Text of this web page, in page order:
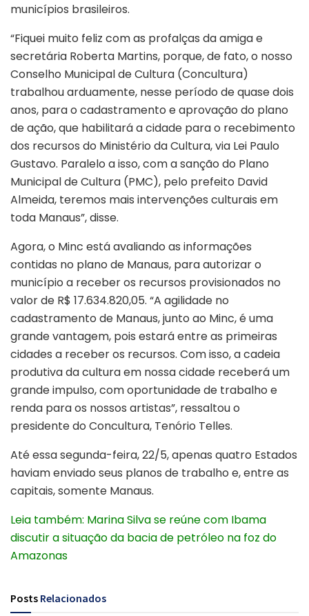
municípios brasileiros.
“Fiquei muito feliz com as profalças da amiga e
secretária Roberta Martins, porque, de fato, o nosso
Conselho Municipal de Cultura (Concultura)
trabalhou arduamente, nesse período de quase dois
anos, para o cadastramento e aprovação do plano
de ação, que habilitará a cidade para o recebimento
dos recursos do Ministério da Cultura, via Lei Paulo
Gustavo. Paralelo a isso, com a sanção do Plano
Municipal de Cultura (PMC), pelo prefeito David
Almeida, teremos mais intervenções culturais em
toda Manaus”, disse.
Agora, o Minc está avaliando as informações
contidas no plano de Manaus, para autorizar o
município a receber os recursos provisionados no
valor de R$ 17.634.820,05. “A agilidade no
cadastramento de Manaus, junto ao Minc, é uma
grande vantagem, pois estará entre as primeiras
cidades a receber os recursos. Com isso, a cadeia
produtiva da cultura em nossa cidade receberá um
grande impulso, com oportunidade de trabalho e
renda para os nossos artistas”, ressaltou o
presidente do Concultura, Tenório Telles.
Até essa segunda-feira, 22/5, apenas quatro Estados
haviam enviado seus planos de trabalho e, entre as
capitais, somente Manaus.
Leia também: Marina Silva se reúne com Ibama
discutir a situação da bacia de petróleo na foz do
Amazonas
Posts Relacionados